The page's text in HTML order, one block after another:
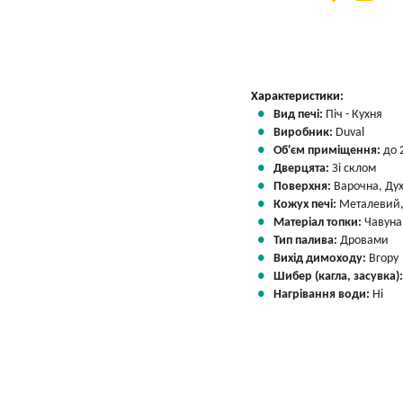
Характеристики:
Вид печі: Піч - Кухня
Виробник: Duval
Об'єм приміщення: до
Дверцята: Зі склом
Поверхня: Варочна,
Кожух печі:
Матеріал топки: Чавуна
Тип палива: Дровами
Вихід димоходу: Вгору
Шибер (кагла,
Нагрівання води: Ні